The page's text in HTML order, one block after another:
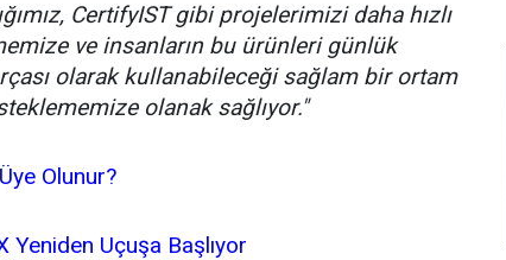
CertifyIST gibi projelerimizi daha hızlı
ve insanların bu ürünleri günlük
olarak kullanabileceği sağlam bir ortam
olanak sağlıyor."
Olunur?
Yeniden Uçuşa Başlıyor